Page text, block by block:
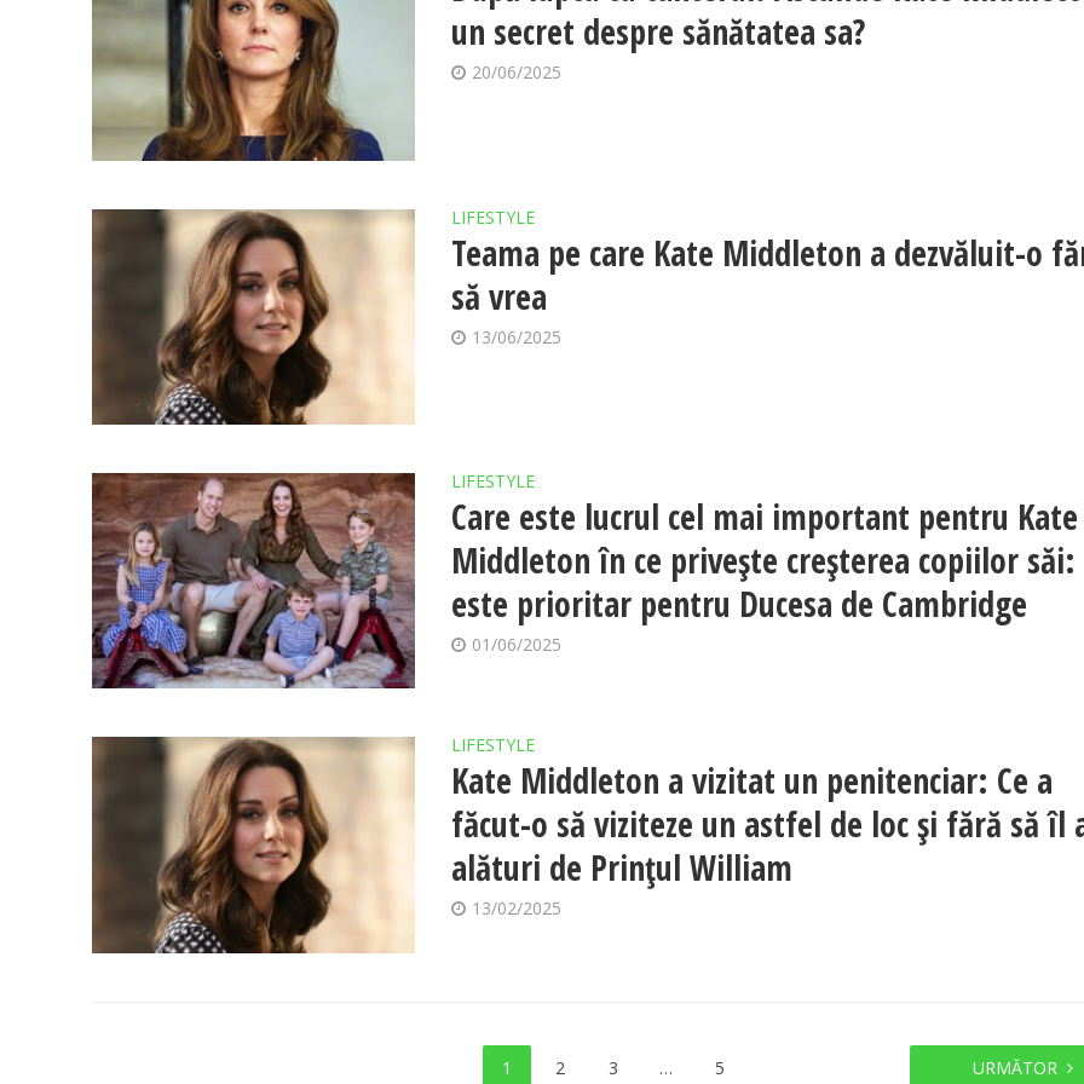
un secret despre sănătatea sa?
20/06/2025
LIFESTYLE
Teama pe care Kate Middleton a dezvăluit-o
să vrea
13/06/2025
LIFESTYLE
Care este lucrul cel mai important pentru Kate
Middleton în ce privește creșterea copiilor săi:
este prioritar pentru Ducesa de Cambridge
01/06/2025
LIFESTYLE
Kate Middleton a vizitat un penitenciar: Ce a
făcut-o să viziteze un astfel de loc și fără să îl
alături de Prințul William
13/02/2025
1 2 3 … 5 URMĂTOR